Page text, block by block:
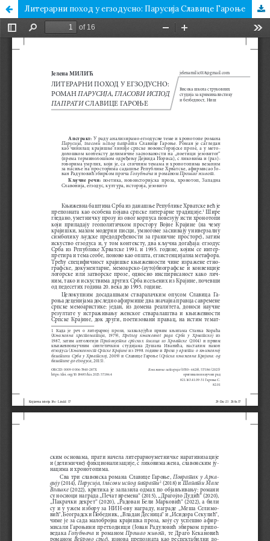
Литерарни поход у егзодусно: Парусија Славице Гароње